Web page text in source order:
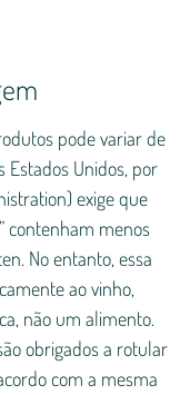
pode variar de
Estados Unidos, por
exige que
contenham menos
No entanto, essa
ao vinho,
não um alimento.
obrigados a rotular
com a mesma